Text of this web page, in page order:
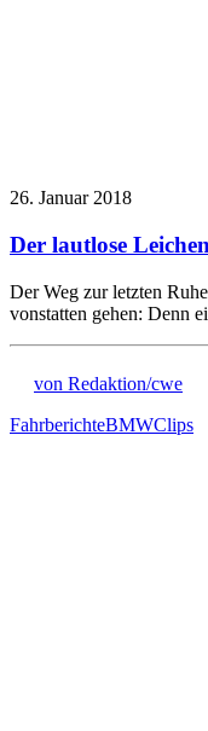
26. Januar 2018
Der lautlose
Der Weg zur letzten
vonstatten gehen: Denn
von Redaktion/cwe
FahrberichteBMWClips